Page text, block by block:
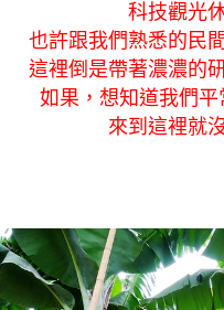
科技觀光
也許跟我們熟悉的民
這裡倒是帶著濃濃的
如果，想知道我們平
來到這裡就